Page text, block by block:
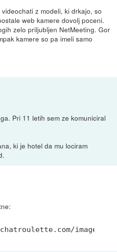
z modeli, ki drkajo, so
web kamere dovolj poceni.
zelo priljubljen NetMeeting. Gor
kamere so pa imeli samo
Pri 11 letih sem ze komuniciral
ki je hotel da mu lociram
images